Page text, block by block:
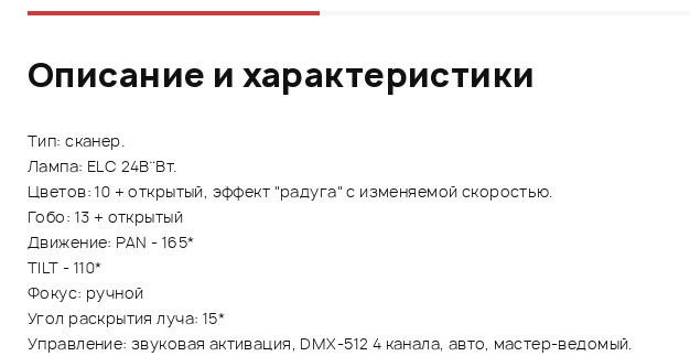
Описание и характеристики
Тип: сканер.
Лампа: ELC 24В¨Вт.
Цветов: 10 + открытый, эффект "радуга" с изменяемой скоростью.
Гобо: 13 + открытый
Движение: PAN - 165*
TILT - 110*
Фокус: ручной
Угол раскрытия луча: 15*
Управление: звуковая активация, DMX-512 4 канала, авто, мастер-ведомый.